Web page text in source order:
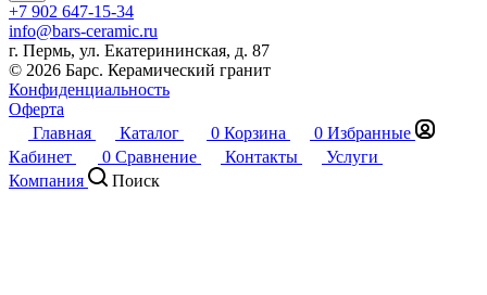
+7 902 647-15-34
info@bars-ceramic.ru
г. Пермь, ул. Екатерининская, д. 87
© 2026 Барс. Керамический гранит
Конфиденциальность
Оферта
Главная
Каталог 0 Корзина 0 Избранные
Кабинет
0 Сравнение Контакты
Услуги
Компания
Поиск